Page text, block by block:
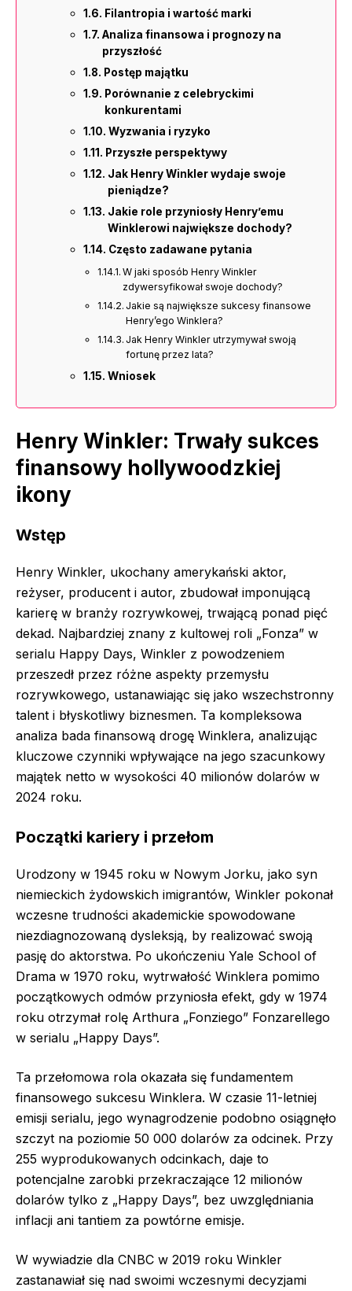
Filantropia i wartość marki
Analiza finansowa i prognozy na
przyszłość
Postęp majątku
Porównanie z celebryckimi
konkurentami
Wyzwania i ryzyko
Przyszłe perspektywy
Jak Henry Winkler wydaje swoje
pieniądze?
Jakie role przyniosły Henry’emu
Winklerowi największe dochody?
Często zadawane pytania
W jaki sposób Henry Winkler
zdywersyfikował swoje dochody?
Jakie są największe sukcesy finansowe
Henry’ego Winklera?
Jak Henry Winkler utrzymywał swoją
fortunę przez lata?
Wniosek
Henry Winkler: Trwały sukces
finansowy hollywoodzkiej
ikony
Wstęp
Henry Winkler, ukochany amerykański aktor,
reżyser, producent i autor, zbudował imponującą
karierę w branży rozrywkowej, trwającą ponad pięć
dekad. Najbardziej znany z kultowej roli „Fonza” w
serialu Happy Days, Winkler z powodzeniem
przeszedł przez różne aspekty przemysłu
rozrywkowego, ustanawiając się jako wszechstronny
talent i błyskotliwy biznesmen. Ta kompleksowa
analiza bada finansową drogę Winklera, analizując
kluczowe czynniki wpływające na jego szacunkowy
majątek netto w wysokości 40 milionów dolarów w
2024 roku.
Początki kariery i przełom
Urodzony w 1945 roku w Nowym Jorku, jako syn
niemieckich żydowskich imigrantów, Winkler pokonał
wczesne trudności akademickie spowodowane
niezdiagnozowaną dysleksją, by realizować swoją
pasję do aktorstwa. Po ukończeniu Yale School of
Drama w 1970 roku, wytrwałość Winklera pomimo
początkowych odmów przyniosła efekt, gdy w 1974
roku otrzymał rolę Arthura „Fonziego” Fonzarellego
w serialu „Happy Days”.
Ta przełomowa rola okazała się fundamentem
finansowego sukcesu Winklera. W czasie 11-letniej
emisji serialu, jego wynagrodzenie podobno osiągnęło
szczyt na poziomie 50 000 dolarów za odcinek. Przy
255 wyprodukowanych odcinkach, daje to
potencjalne zarobki przekraczające 12 milionów
dolarów tylko z „Happy Days”, bez uwzględniania
inflacji ani tantiem za powtórne emisje.
W wywiadzie dla CNBC w 2019 roku Winkler
zastanawiał się nad swoimi wczesnymi decyzjami